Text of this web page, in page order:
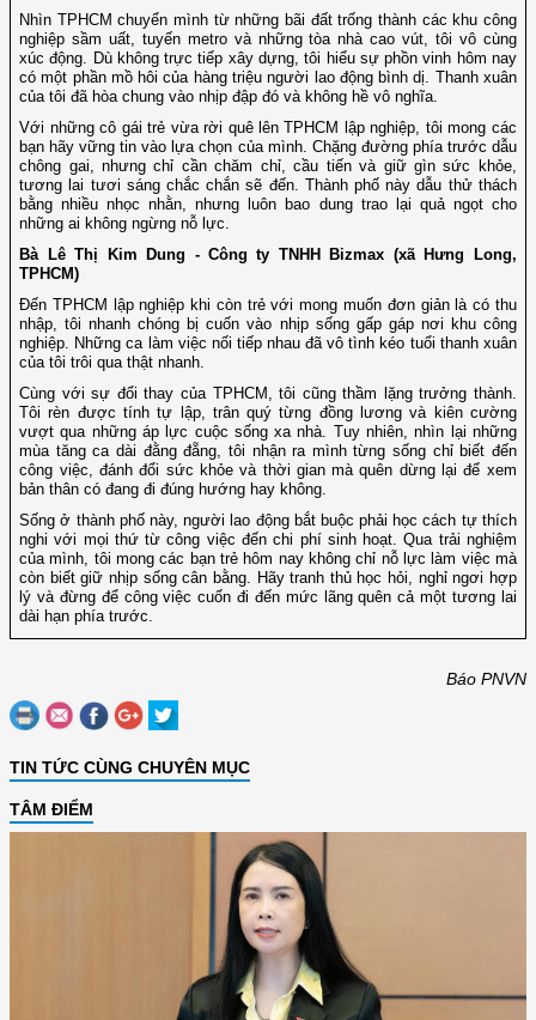
Nhìn TPHCM chuyển mình từ những bãi đất trống thành các khu công
nghiệp sầm uất, tuyến metro và những tòa nhà cao vút, tôi vô cùng
xúc động. Dù không trực tiếp xây dựng, tôi hiểu sự phồn vinh hôm nay
có một phần mồ hôi của hàng triệu người lao động bình dị. Thanh xuân
của tôi đã hòa chung vào nhịp đập đó và không hề vô nghĩa.
Với những cô gái trẻ vừa rời quê lên TPHCM lập nghiệp, tôi mong các
bạn hãy vững tin vào lựa chọn của mình. Chặng đường phía trước dẫu
chông gai, nhưng chỉ cần chăm chỉ, cầu tiến và giữ gìn sức khỏe,
tương lai tươi sáng chắc chắn sẽ đến. Thành phố này dẫu thử thách
bằng nhiều nhọc nhằn, nhưng luôn bao dung trao lại quả ngọt cho
những ai không ngừng nỗ lực.
Bà Lê Thị Kim Dung - Công ty TNHH Bizmax (xã Hưng Long,
TPHCM)
Đến TPHCM lập nghiệp khi còn trẻ với mong muốn đơn giản là có thu
nhập, tôi nhanh chóng bị cuốn vào nhịp sống gấp gáp nơi khu công
nghiệp. Những ca làm việc nối tiếp nhau đã vô tình kéo tuổi thanh xuân
của tôi trôi qua thật nhanh.
Cùng với sự đổi thay của TPHCM, tôi cũng thầm lặng trưởng thành.
Tôi rèn được tính tự lập, trân quý từng đồng lương và kiên cường
vượt qua những áp lực cuộc sống xa nhà. Tuy nhiên, nhìn lại những
mùa tăng ca dài đằng đẵng, tôi nhận ra mình từng sống chỉ biết đến
công việc, đánh đổi sức khỏe và thời gian mà quên dừng lại để xem
bản thân có đang đi đúng hướng hay không.
Sống ở thành phố này, người lao động bắt buộc phải học cách tự thích
nghi với mọi thứ từ công việc đến chi phí sinh hoạt. Qua trải nghiệm
của mình, tôi mong các bạn trẻ hôm nay không chỉ nỗ lực làm việc mà
còn biết giữ nhịp sống cân bằng. Hãy tranh thủ học hỏi, nghỉ ngơi hợp
lý và đừng để công việc cuốn đi đến mức lãng quên cả một tương lai
dài hạn phía trước.
Báo PNVN
TIN TỨC CÙNG CHUYÊN MỤC
TÂM ĐIỂM